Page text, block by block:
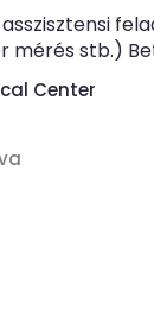
mérés stb.)
Center